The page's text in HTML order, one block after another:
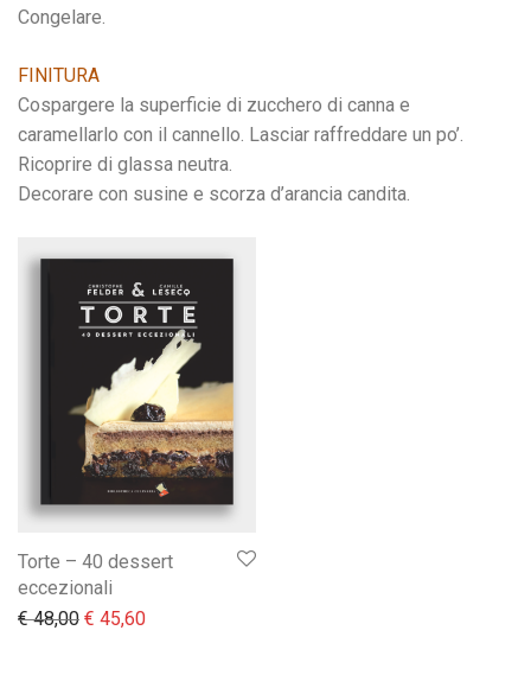
Congelare.
FINITURA
Cospargere la superficie di zucchero di canna e
caramellarlo con il cannello. Lasciar raffreddare un po’.
Ricoprire di glassa neutra.
Decorare con susine e scorza d’arancia candita.
Torte – 40 dessert
eccezionali
€48,00 Il prezzo originale era: € 48,00.
€ 45,60Il prezzo attuale è: € 45,60.